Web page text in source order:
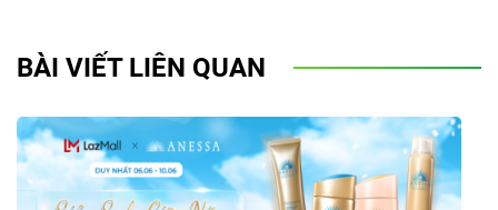
BÀI VIẾT LIÊN QUAN